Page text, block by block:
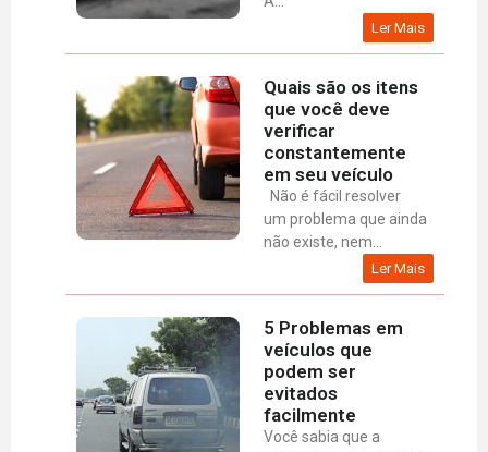
Ler Mais
Quais são os itens
que você deve
verificar
constantemente
em seu veículo
Não é fácil resolver
um problema que ainda
não existe, nem...
Ler Mais
5 Problemas em
veículos que
podem ser
evitados
facilmente
Você sabia que a